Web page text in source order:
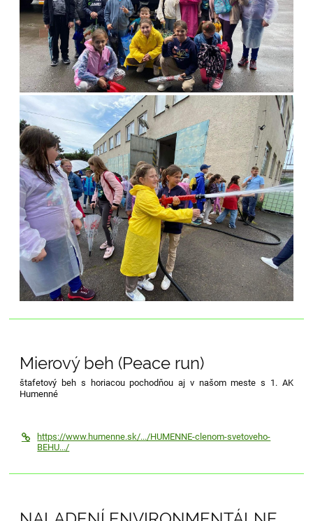
Mierový beh (Peace run)
štafetový beh s horiacou pochodňou aj v našom meste s 1. AK
Humenné
https://www.humenne.sk/.../HUMENNE-clenom-svetoveho-
BEHU.../